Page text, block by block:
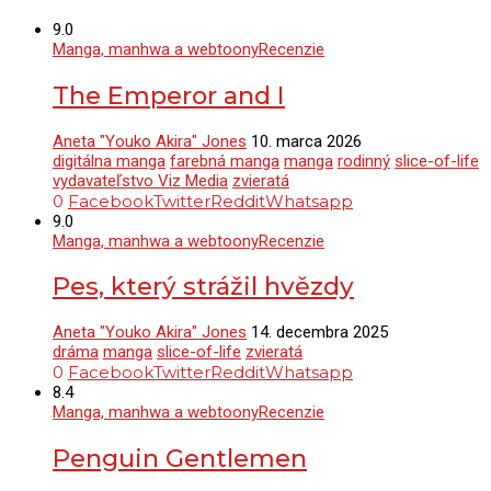
9.0
Manga, manhwa a webtoonyRecenzie
The Emperor and I
Aneta "Youko Akira" Jones 10. marca 2026
digitálna manga farebná manga manga rodinný slice-of-life
vydavateľstvo Viz Media zvieratá
0 FacebookTwitterRedditWhatsapp
9.0
Manga, manhwa a webtoonyRecenzie
Pes, který strážil hvězdy
Aneta "Youko Akira" Jones 14. decembra 2025
dráma manga slice-of-life zvieratá
0 FacebookTwitterRedditWhatsapp
8.4
Manga, manhwa a webtoonyRecenzie
Penguin Gentlemen